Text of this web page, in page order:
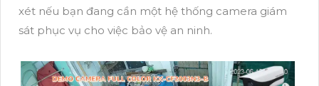
xét nếu bạn đang cần một hệ thống camera giám
sát phục vụ cho việc bảo vệ an ninh.